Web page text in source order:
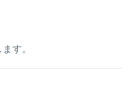
す。